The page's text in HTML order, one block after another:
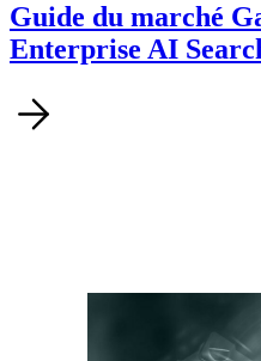
Guide du marché
Enterprise AI